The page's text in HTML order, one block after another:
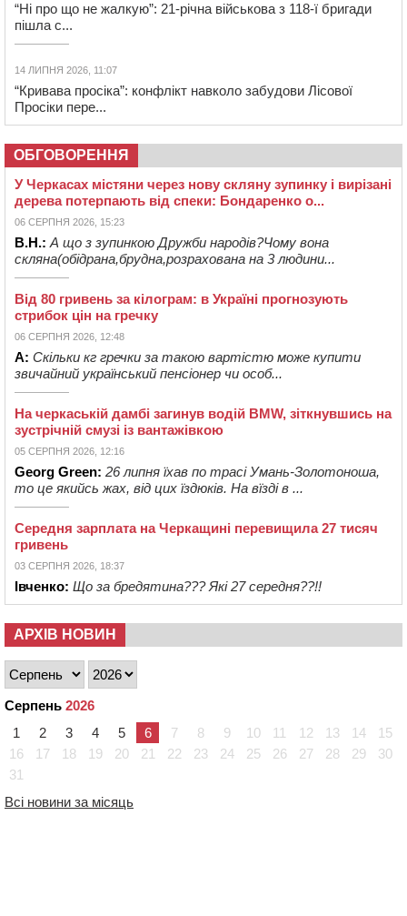
“Ні про що не жалкую”: 21-річна військова з 118-ї бригади
пішла с...
14 ЛИПНЯ 2026, 11:07
“Кривава просіка”: конфлікт навколо забудови Лісової
Просіки пере...
ОБГОВОРЕННЯ
У Черкасах містяни через нову скляну зупинку і вирізані
дерева потерпають від спеки: Бондаренко о...
06 СЕРПНЯ 2026, 15:23
В.Н.: А що з зупинкою Дружби народів?Чому вона
скляна(обідрана,брудна,розрахована на 3 людини...
Від 80 гривень за кілограм: в Україні прогнозують
стрибок цін на гречку
06 СЕРПНЯ 2026, 12:48
А: Скільки кг гречки за такою вартістю може купити
звичайний український пенсіонер чи особ...
На черкаській дамбі загинув водій BMW, зіткнувшись на
зустрічній смузі із вантажівкою
05 СЕРПНЯ 2026, 12:16
Georg Green: 26 липня їхав по трасі Умань-Золотоноша,
то це якийсь жах, від цих їздюків. На вїзді в ...
Середня зарплата на Черкащині перевищила 27 тисяч
гривень
03 СЕРПНЯ 2026, 18:37
Івченко: Що за бредятина??? Які 27 середня??!!
АРХІВ НОВИН
Серпень 2026
1
2 3 4 5 6 7 8 9 10 11 12 13 14
15
16
17 18 19 20 21 22 23 24 25 26 27 28 29
30
31
Всі новини за місяць